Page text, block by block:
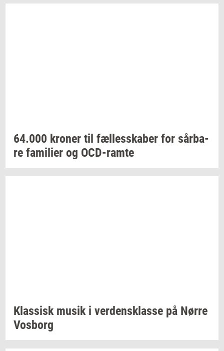
64.000 kro­ner til fæl­les­ska­ber for sår­ba­
re fa­mi­li­er og OCD-​ramte
Klas­siskmusik i ver­dens­klas­se på Nørre
Vos­borg